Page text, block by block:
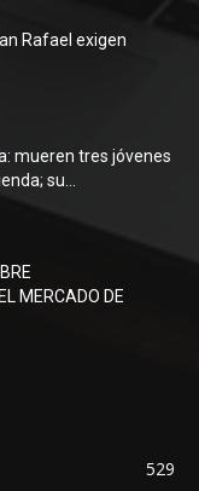
Rafael exigen
mueren tres jóvenes
su...
MERCADO DE
529